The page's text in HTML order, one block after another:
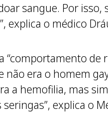
sangue. Por
explica o médico
de
era o homem
a hemofilia, mas
explica o